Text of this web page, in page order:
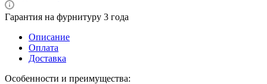
Гарантия на фурнитуру 3 года
Описание
Оплата
Доставка
Особенности и преимущества: